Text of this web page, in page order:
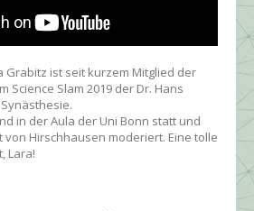
Grabitz ist seit kurzem Mitglied der
Science Slam 2019 der Dr. Hans
in der Aula der Uni Bonn statt und
von Hirschhausen moderiert. Eine tolle
Lara!